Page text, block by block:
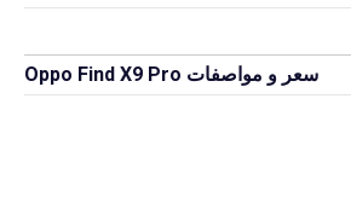
سعر و مواصفات Oppo Find X9 Pro